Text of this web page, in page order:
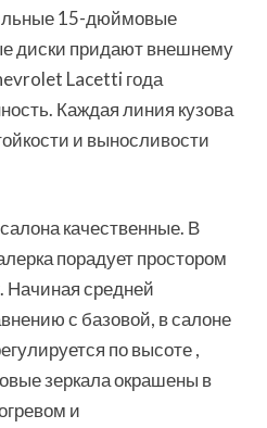
15-дюймовые
диски придают внешнему
Lacetti года
Каждая линия кузова
и выносливости
качественные. В
порадует простором
Начиная средней
с базовой, в салоне
по высоте ,
зеркала окрашены в
и